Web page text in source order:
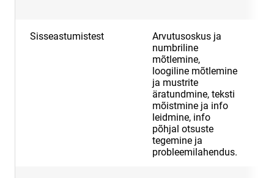
Sisseastumistest
Arvutusoskus ja
numbriline
mõtlemine,
loogiline mõtlemine
ja mustrite
äratundmine, teksti
mõistmine ja info
leidmine, info
põhjal otsuste
tegemine ja
probleemilahendus.